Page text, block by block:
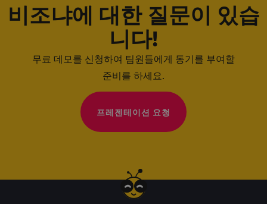
비조냐에 대한 질문이 있습
니다!
무료 데모를 신청하여 팀원들에게 동기를 부여할
준비를 하세요.
프레젠테이션 요청